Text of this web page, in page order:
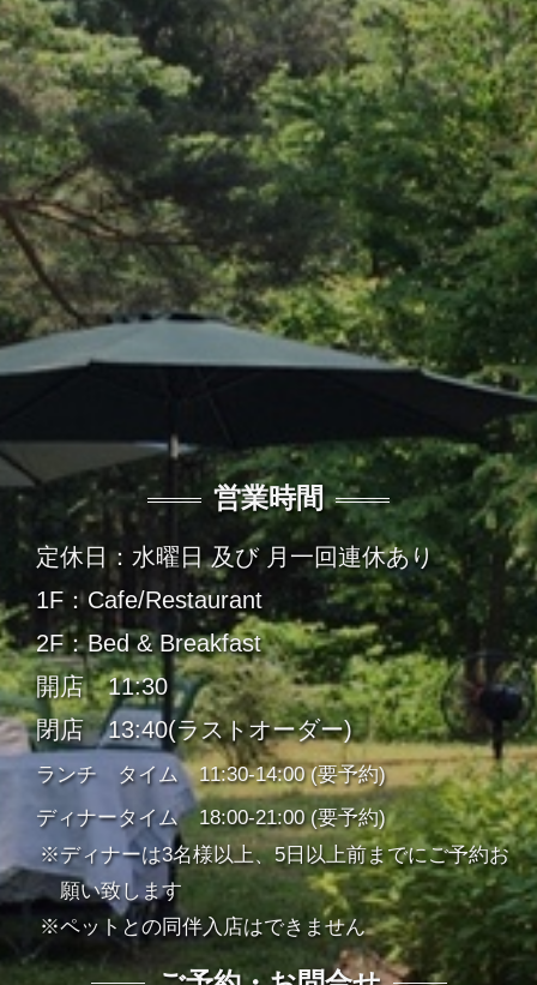
営業時間
定休日：水曜日 及び 月一回連休あり
1F：Cafe/Restaurant
2F：Bed & Breakfast
開店 11:30
閉店 13:40(ラストオーダー)
ランチ タイム 11:30-14:00 (要予約)
ディナータイム 18:00-21:00 (要予約)
ディナーは3名様以上、5日以上前までにご予約お
願い致します
ペットとの同伴入店はできません